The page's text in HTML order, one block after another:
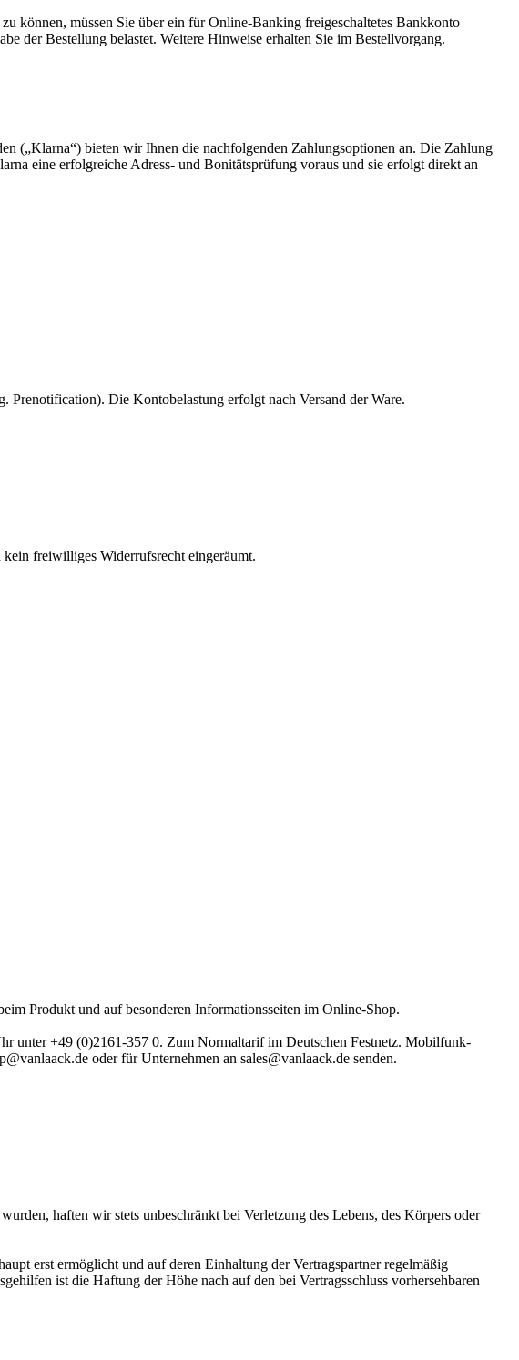
können, müssen Sie über ein für Online-Banking freigeschaltetes Bankkonto
der Bestellung belastet. Weitere Hinweise erhalten Sie im Bestellvorgang.
(„Klarna“) bieten wir Ihnen die nachfolgenden Zahlungsoptionen an. Die Zahlung
eine erfolgreiche Adress- und Bonitätsprüfung voraus und sie erfolgt direkt an
Die Kontobelastung erfolgt nach Versand der Ware.
freiwilliges Widerrufsrecht eingeräumt.
Produkt und auf besonderen Informationsseiten im Online-Shop.
unter +49 (0)2161-357 0. Zum Normaltarif im Deutschen Festnetz. Mobilfunk-
oder für Unternehmen an sales@vanlaack.de senden.
haften wir stets unbeschränkt bei Verletzung des Lebens, des Körpers oder
erst ermöglicht und auf deren Einhaltung der Vertragspartner regelmäßig
ist die Haftung der Höhe nach auf den bei Vertragsschluss vorhersehbaren